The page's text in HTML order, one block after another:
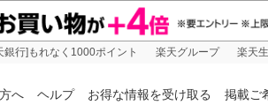
銀行]もれなく1000ポイント 楽天グループ 楽天
へ ヘルプ お得な情報を受け取る 掲載ご